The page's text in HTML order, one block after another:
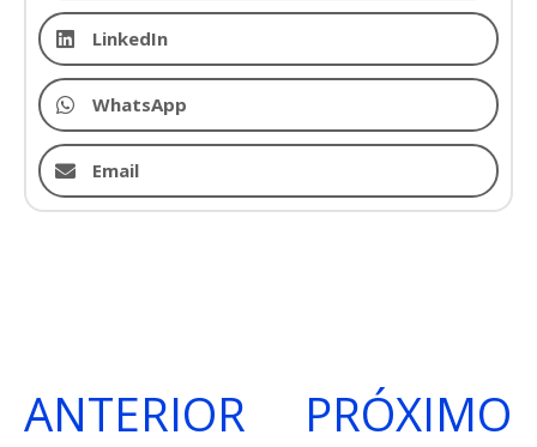
LinkedIn
WhatsApp
Email
ANTERIOR PRÓXIMO